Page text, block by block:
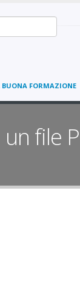
BUONA FORMAZIONE
file